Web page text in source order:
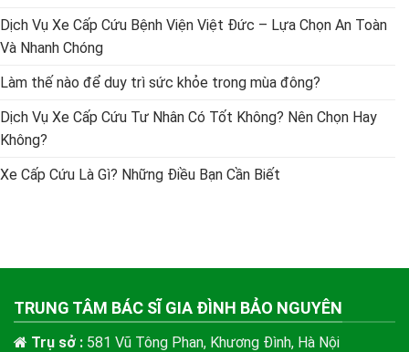
Dịch Vụ Xe Cấp Cứu Bệnh Viện Việt Đức – Lựa Chọn An Toàn
Và Nhanh Chóng
Làm thế nào để duy trì sức khỏe trong mùa đông?
Dịch Vụ Xe Cấp Cứu Tư Nhân Có Tốt Không? Nên Chọn Hay
Không?
Xe Cấp Cứu Là Gì? Những Điều Bạn Cần Biết
TRUNG TÂM BÁC SĨ GIA ĐÌNH BẢO NGUYÊN
Trụ sở : 581 Vũ Tông Phan, Khương Đình, Hà Nội